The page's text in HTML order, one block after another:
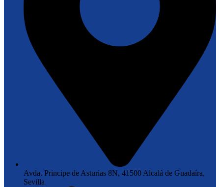
Avda. Principe de Asturias 8N, 41500 Alcalá de Guadaíra,
Sevilla